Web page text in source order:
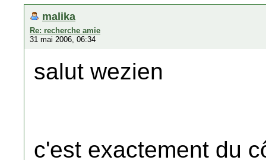
malika
Re: recherche amie
31 mai 2006, 06:34
salut wezien
c'est exactement du